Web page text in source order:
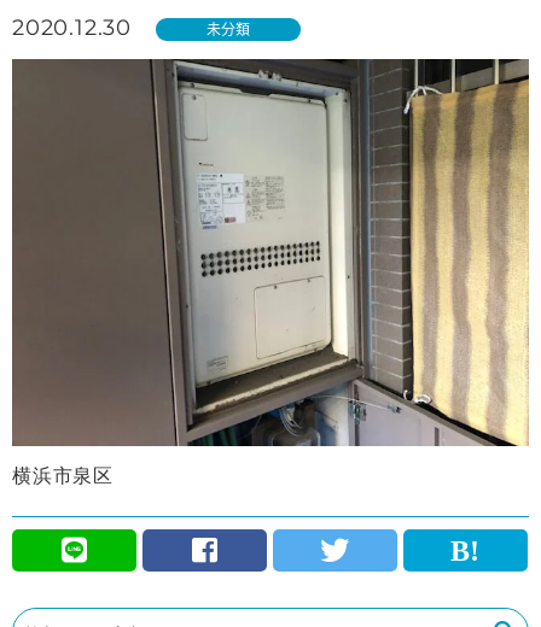
2020.12.30 未分類
横浜市泉区